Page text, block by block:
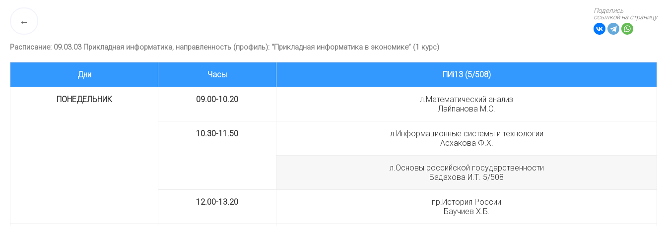
Поделись
ссылкой на страницу
Расписание: 09.03.03 Прикладная информатика, направленность (профиль): “Прикладная информатика в экономике” (1 курс)
Дни Часы ПИi13 (5/508)
ПОНЕДЕЛЬНИК 09.00-10.20
л.Математический анализ
Лайпанова М.С.
10.30-11.50
л.Информационные системы и технологии
Асхакова Ф.Х.
л.Основы российской государственности
Бадахова И.Т. 5/508
12.00-13.20
пр.История России
Баучиев Х.Б.